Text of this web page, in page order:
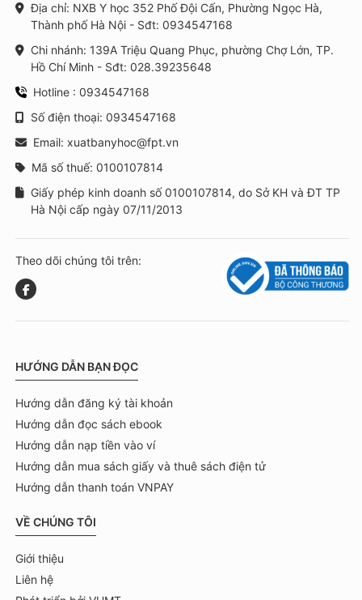
Địa chỉ: NXB Y học 352 Phố Đội Cấn, Phường Ngọc Hà,
Thành phố Hà Nội - Sđt: 0934547168
Chi nhánh: 139A Triệu Quang Phục, phường Chợ Lớn, TP.
Hồ Chí Minh - Sđt: 028.39235648
Hotline : 0934547168
Số điện thoại: 0934547168
Email: xuatbanyhoc@fpt.vn
Mã số thuế: 0100107814
Giấy phép kinh doanh số 0100107814, do Sở KH và ĐT TP
Hà Nội cấp ngày 07/11/2013
Theo dõi chúng tôi trên:
HƯỚNG DẪN BẠN ĐỌC
Hướng dẫn đăng ký tài khoản
Hướng dẫn đọc sách ebook
Hướng dẫn nạp tiền vào ví
Hướng dẫn mua sách giấy và thuê sách điện tử
Hướng dẫn thanh toán VNPAY
VỀ CHÚNG TÔI
Giới thiệu
Liên hệ